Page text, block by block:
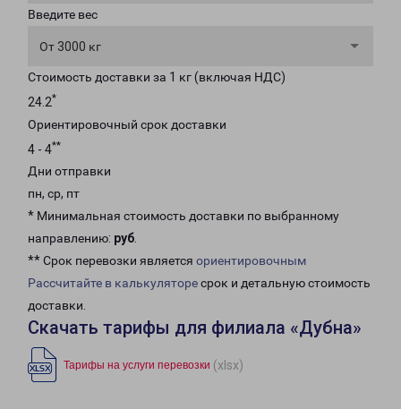
Введите вес
От 3000 кг
Стоимость доставки за 1 кг (включая НДС)
24.2*
Ориентировочный срок доставки
4 - 4**
Дни отправки
пн, ср, пт
* Минимальная стоимость доставки по выбранному
направлению: руб.
** Срок перевозки является ориентировочным
Рассчитайте в калькуляторесрок и детальную стоимость
доставки.
Скачать тарифы для филиала «Дубна»
Тарифы на услуги перевозки (xlsx)